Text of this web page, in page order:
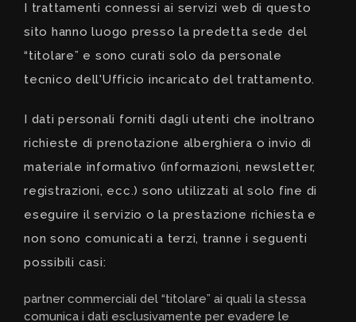
I trattamenti connessi ai servizi web di questo
sito hanno luogo presso la predetta sede del
“titolare” e sono curati solo da personale
tecnico dell'Ufficio incaricato del trattamento.
I dati personali forniti dagli utenti che inoltrano
richieste di prenotazione alberghiera o invio di
materiale informativo (informazioni, newsletter,
registrazioni, ecc.) sono utilizzati al solo fine di
eseguire il servizio o la prestazione richiesta e
non sono comunicati a terzi, tranne i seguenti
possibili casi:
partner commerciali del “titolare” ai quali la stessa
comunica i dati esclusivamente per evadere le